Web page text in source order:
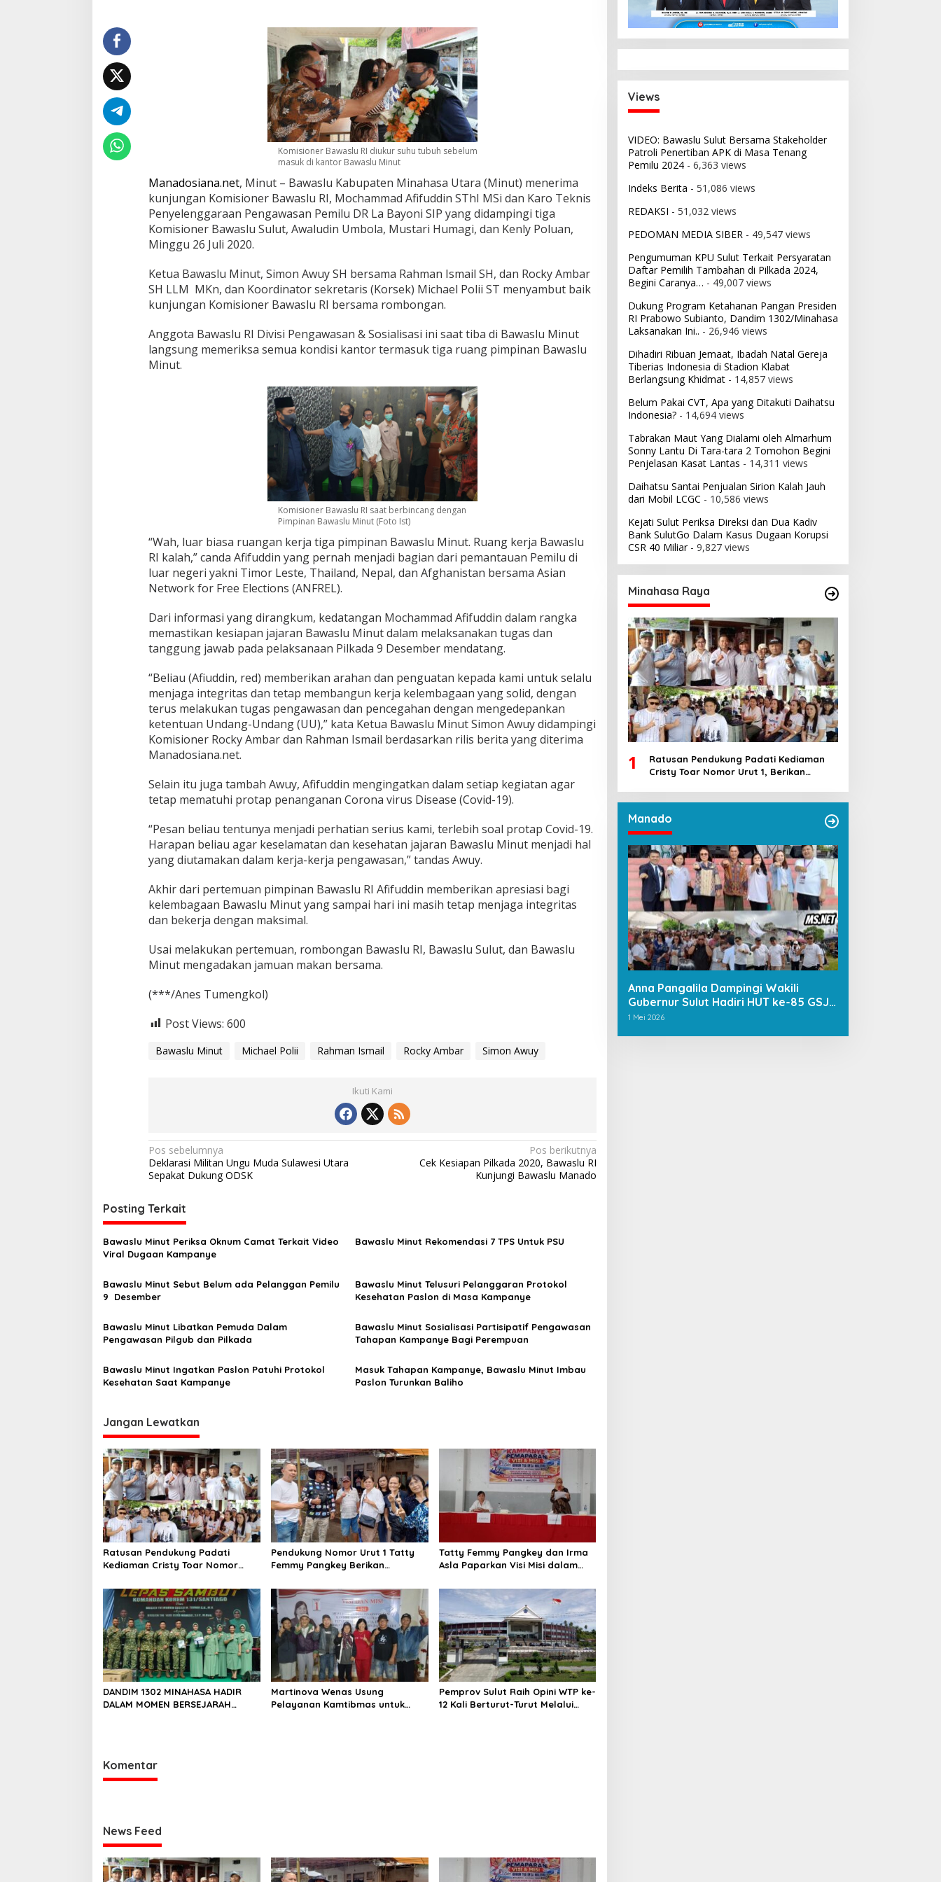
Komisioner Bawaslu RI diukur suhu tubuh sebelum
masuk di kantor Bawaslu Minut
Manadosiana.net, Minut – Bawaslu Kabupaten Minahasa Utara (Minut) menerima
kunjungan Komisioner Bawaslu RI, Mochammad Afifuddin SThI MSi dan Karo Teknis
Penyelenggaraan Pengawasan Pemilu DR La Bayoni SIP yang didampingi tiga
Komisioner Bawaslu Sulut, Awaludin Umbola, Mustari Humagi, dan Kenly Poluan,
Minggu 26 Juli 2020.
Ketua Bawaslu Minut, Simon Awuy SH bersama Rahman Ismail SH, dan Rocky Ambar
SH LLM MKn, dan Koordinator sekretaris (Korsek) Michael Polii ST menyambut baik
kunjungan Komisioner Bawaslu RI bersama rombongan.
Anggota Bawaslu RI Divisi Pengawasan & Sosialisasi ini saat tiba di Bawaslu Minut
langsung memeriksa semua kondisi kantor termasuk tiga ruang pimpinan Bawaslu
Minut.
Komisioner Bawaslu RI saat berbincang dengan
Pimpinan Bawaslu Minut (Foto Ist)
“Wah, luar biasa ruangan kerja tiga pimpinan Bawaslu Minut. Ruang kerja Bawaslu
RI kalah,” canda Afifuddin yang pernah menjadi bagian dari pemantauan Pemilu di
luar negeri yakni Timor Leste, Thailand, Nepal, dan Afghanistan bersama Asian
Network for Free Elections (ANFREL).
Dari informasi yang dirangkum, kedatangan Mochammad Afifuddin dalam rangka
memastikan kesiapan jajaran Bawaslu Minut dalam melaksanakan tugas dan
tanggung jawab pada pelaksanaan Pilkada 9 Desember mendatang.
“Beliau (Afiuddin, red) memberikan arahan dan penguatan kepada kami untuk selalu
menjaga integritas dan tetap membangun kerja kelembagaan yang solid, dengan
terus melakukan tugas pengawasan dan pencegahan dengan mengedepankan
ketentuan Undang-Undang (UU),” kata Ketua Bawaslu Minut Simon Awuy didampingi
Komisioner Rocky Ambar dan Rahman Ismail berdasarkan rilis berita yang diterima
Manadosiana.net.
Selain itu juga tambah Awuy, Afifuddin mengingatkan dalam setiap kegiatan agar
tetap mematuhi protap penanganan Corona virus Disease (Covid-19).
“Pesan beliau tentunya menjadi perhatian serius kami, terlebih soal protap Covid-19.
Harapan beliau agar keselamatan dan kesehatan jajaran Bawaslu Minut menjadi hal
yang diutamakan dalam kerja-kerja pengawasan,” tandas Awuy.
Akhir dari pertemuan pimpinan Bawaslu RI Afifuddin memberikan apresiasi bagi
kelembagaan Bawaslu Minut yang sampai hari ini masih tetap menjaga integritas
dan bekerja dengan maksimal.
Usai melakukan pertemuan, rombongan Bawaslu RI, Bawaslu Sulut, dan Bawaslu
Minut mengadakan jamuan makan bersama.
(***/Anes Tumengkol)
Post Views: 600
Bawaslu Minut Michael Polii Rahman Ismail Rocky Ambar Simon Awuy
Ikuti Kami
N
a
i
g
a
i
o
s
Pos sebelumnya
Deklarasi Militan Ungu Muda Sulawesi Utara
Sepakat Dukung ODSK
Pos berikutnya
Cek Kesiapan Pilkada 2020, Bawaslu RI
Kunjungi Bawaslu Manado
Posting Terkait
Bawaslu Minut Periksa Oknum Camat Terkait Video
Viral Dugaan Kampanye
Bawaslu Minut Rekomendasi 7 TPS Untuk PSU
Bawaslu Minut Sebut Belum ada Pelanggan Pemilu
9 Desember
Bawaslu Minut Telusuri Pelanggaran Protokol
Kesehatan Paslon di Masa Kampanye
Bawaslu Minut Libatkan Pemuda Dalam
Pengawasan Pilgub dan Pilkada
Bawaslu Minut Sosialisasi Partisipatif Pengawasan
Tahapan Kampanye Bagi Perempuan
Bawaslu Minut Ingatkan Paslon Patuhi Protokol
Kesehatan Saat Kampanye
Masuk Tahapan Kampanye, Bawaslu Minut Imbau
Paslon Turunkan Baliho
Jangan Lewatkan
Ratusan Pendukung Padati
Kediaman Cristy Toar Nomor
Kepada Calon Hukum Tua
Walantakan
Pendukung Nomor Urut 1 Tatty
Femmy Pangkey Berikan
Pemaparan Visi dan Misi di Desa
Waleure
Tatty Femmy Pangkey dan Irma
Asla Paparkan Visi Misi dalam
Desa Waleure
DANDIM 1302 MINAHASA HADIR
DALAM MOMEN BERSEJARAH
Martinova Wenas Usung
Pelayanan Kamtibmas untuk
Pemprov Sulut Raih Opini WTP ke-
12 Kali Berturut-Turut Melalui
Komentar
News Feed
Views
VIDEO: Bawaslu Sulut Bersama Stakeholder
Patroli Penertiban APK di Masa Tenang
Pemilu 2024- 6,363 views
Indeks Berita - 51,086 views
REDAKSI - 51,032 views
PEDOMAN MEDIA SIBER- 49,547 views
Pengumuman KPU Sulut Terkait Persyaratan
Daftar Pemilih Tambahan di Pilkada 2024,
Begini Caranya… - 49,007 views
Dukung Program Ketahanan Pangan Presiden
RI Prabowo Subianto, Dandim 1302/Minahasa
Laksanakan Ini.. - 26,946 views
Dihadiri Ribuan Jemaat, Ibadah Natal Gereja
Tiberias Indonesia di Stadion Klabat
Berlangsung Khidmat- 14,857 views
Belum Pakai CVT, Apa yang Ditakuti Daihatsu
Indonesia?- 14,694 views
Tabrakan Maut Yang Dialami oleh Almarhum
Sonny Lantu Di Tara-tara 2 Tomohon Begini
Penjelasan Kasat Lantas - 14,311 views
Daihatsu Santai Penjualan Sirion Kalah Jauh
dari Mobil LCGC - 10,586 views
Kejati Sulut Periksa Direksi dan Dua Kadiv
Bank SulutGo Dalam Kasus Dugaan Korupsi
CSR 40 Miliar- 9,827 views
Minahasa Raya
1
Ratusan Pendukung Padati Kediaman
Cristy Toar Nomor Urut 1, Berikan
Manado
Anna Pangalila Dampingi Wakili
Gubernur Sulut Hadiri HUT ke-85 GSJA
Se-Sulut–Gorontalo di Langowan
1 Mei 2026